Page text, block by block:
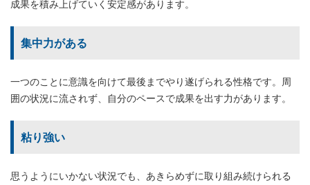
成果を積み上げていく安定感があります。
集中力がある
一つのことに意識を向けて最後までやり遂げられる性格です。周
囲の状況に流されず、自分のペースで成果を出す力があります。
粘り強い
思うようにいかない状況でも、あきらめずに取り組み続けられる